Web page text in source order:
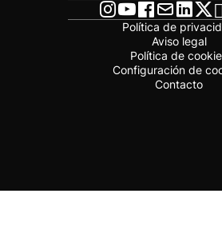
Política de
Aviso legal
Política de
Configuración de
Contacto